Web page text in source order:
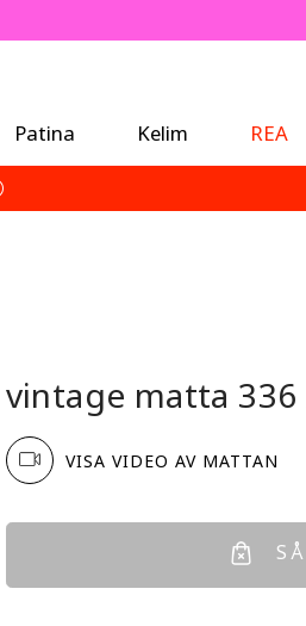
Patina Kelim
REA
vintage matta
VISA VIDEO AV MATTAN